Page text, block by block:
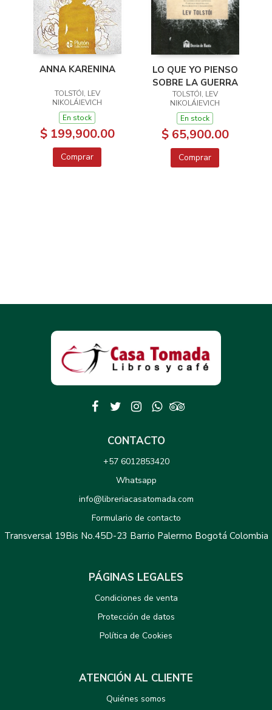
ANNA KARENINA
TOLSTÓI, LEV
NIKOLÁIEVICH
En stock
$ 199,900.00
Comprar
LO QUE YO PIENSO
SOBRE LA GUERRA
TOLSTÓI, LEV
NIKOLÁIEVICH
En stock
$ 65,900.00
Comprar
CONTACTO
+57 6012853420
Whatsapp
info@libreriacasatomada.com
Formulario de contacto
Transversal 19Bis No.45D-23 Barrio Palermo Bogotá Colombia
PÁGINAS LEGALES
Condiciones de venta
Protección de datos
Política de Cookies
ATENCIÓN AL CLIENTE
Quiénes somos